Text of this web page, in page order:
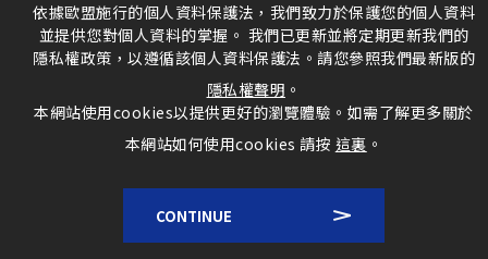
依據歐盟施行的個人資料保護法，我們致力於保護您的個人資料
並提供您對個人資料的掌握。 我們已更新並將定期更新我們的
隱私權政策，以遵循該個人資料保護法。請您參照我們最新版的
隱私權聲明 。
本網站使用cookies以提供更好的瀏覽體驗。如需了解更多關於
本網站如何使用cookies 請按 這裏 。
CONTINUE